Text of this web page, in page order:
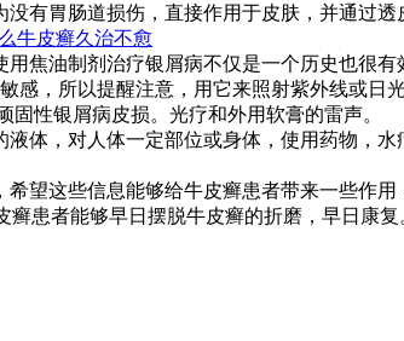
有胃肠道损伤，直接作用于皮肤，并通过
牛皮癣久治不愈
焦油制剂治疗银屑病不仅是一个历史也很
，所以提醒注意，用它来照射紫外线或日光
性银屑病皮损。光疗和外用软膏的雷声。
体，对人体一定部位或身体，使用药物，
望这些信息能够给牛皮癣患者带来一些作用
患者能够早日摆脱牛皮癣的折磨，早日康复